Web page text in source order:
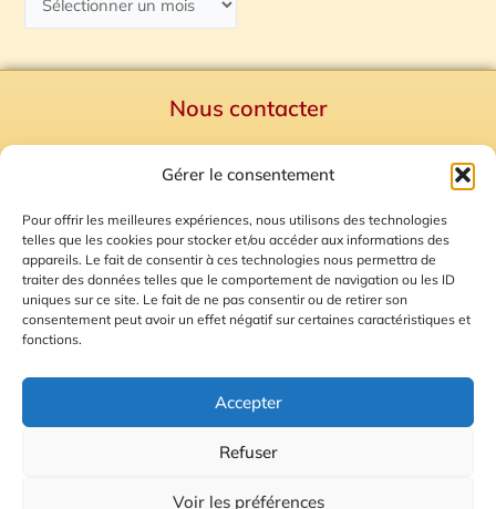
Gérer le consentement
Pour offrir les meilleures expériences, nous utilisons des technologies
telles que les cookies pour stocker et/ou accéder aux informations des
appareils. Le fait de consentir à ces technologies nous permettra de
traiter des données telles que le comportement de navigation ou les ID
uniques sur ce site. Le fait de ne pas consentir ou de retirer son
consentement peut avoir un effet négatif sur certaines caractéristiques et
fonctions.
Accepter
Refuser
Voir les préférences
Nous contacter
Mentions Légales
Plan du site
Gestion des Cookies
© 2026 Radio Calade